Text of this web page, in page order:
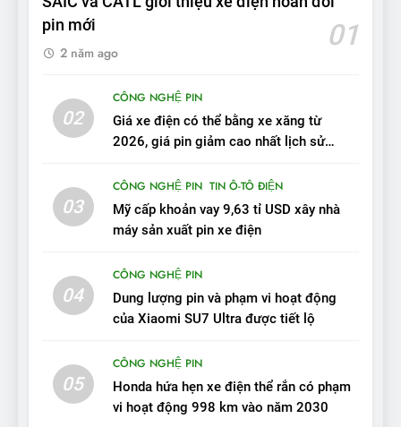
chất lượng tương xứng
ĐÁNH GIÁ XE
10
VinFast VF 7 tấm tắc: “Hơn
hẳn xe xăng”
ĐÁNH GIÁ XE
Người dùng nhận xét về
VinFast VF7: Độ hoàn thiện
tốt, lái hay nhất tầm giá 1 tỷ
đồng
12
VinFast VF7 – Mẫu xe cá
ĐÁNH GIÁ XE
pin mới
01
2 năm ago
02
CÔNG NGHỆ PIN
Giá xe điện có thể bằng xe xăng từ
2026, giá pin giảm cao nhất lịch sử
03
CÔNG NGHỆ PIN TIN Ô-TÔ ĐIỆN
Mỹ cấp khoản vay 9,63 tỉ USD xây nhà
máy sản xuất pin xe điện
04
CÔNG NGHỆ PIN
Dung lượng pin và phạm vi hoạt động
của Xiaomi SU7 Ultra được tiết lộ
05
CÔNG NGHỆ PIN
Honda hứa hẹn xe điện thể rắn có phạm
vi hoạt động 998 km vào năm 2030